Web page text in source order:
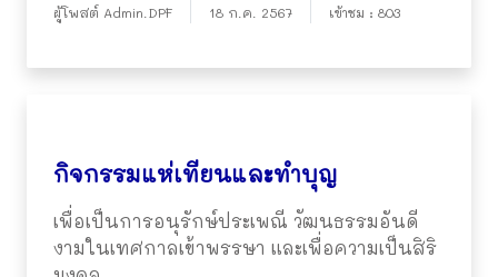
ผู้โพสต์ Admin.DPF 18 ก.ค. 2567 เข้าชม : 803
กิจกรรมแห่เทียนและทำบุญ
เพื่อเป็นการอนุรักษ์ประเพณี วัฒนธรรมอันดี
งามในเทศกาลเข้าพรรษา และเพื่อความเป็นสิริ